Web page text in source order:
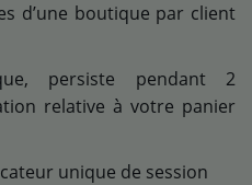
d’une boutique par client
persiste pendant 2
relative à votre panier
unique de session